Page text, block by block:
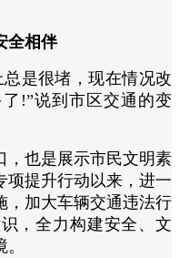
全相伴
是很堵，现在情况改
!”说到市区交通的变
也是展示市民文明素
项提升行动以来，进一
，加大车辆交通违法行
，全力构建安全、文